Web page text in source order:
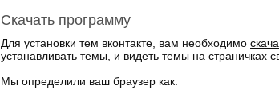
Скачать программу
Для установки тем вконтакте, вам необходимо
устанавливать темы, и видеть темы на страничках
Мы определили ваш браузер как: